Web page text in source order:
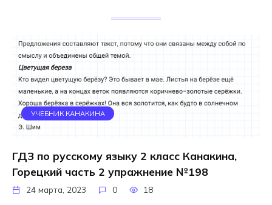
УЧЕБНИК КАНАКИНА
ГДЗ по русскому языку 2 класс Канакина,
Горецкий часть 2 упражнение №198
24 марта, 2023 0 18